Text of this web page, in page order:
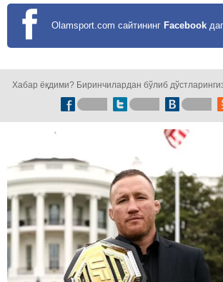
Olamsport.com сайтининг Facebook
Хабар ёқдими? Биринчилардан бўлиб